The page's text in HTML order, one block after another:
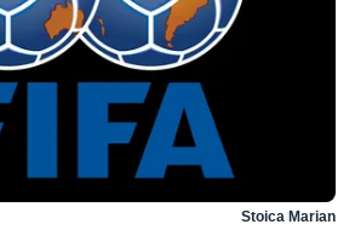
Stoica Marian